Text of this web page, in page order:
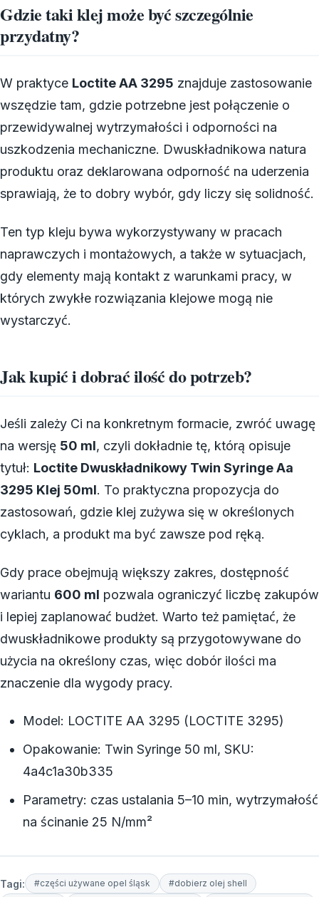
Gdzie taki klej może być szczególnie
przydatny?
W praktyce Loctite AA 3295 znajduje zastosowanie
wszędzie tam, gdzie potrzebne jest połączenie o
przewidywalnej wytrzymałości i odporności na
uszkodzenia mechaniczne. Dwuskładnikowa natura
produktu oraz deklarowana odporność na uderzenia
sprawiają, że to dobry wybór, gdy liczy się solidność.
Ten typ kleju bywa wykorzystywany w pracach
naprawczych i montażowych, a także w sytuacjach,
gdy elementy mają kontakt z warunkami pracy, w
których zwykłe rozwiązania klejowe mogą nie
wystarczyć.
Jak kupić i dobrać ilość do potrzeb?
Jeśli zależy Ci na konkretnym formacie, zwróć uwagę
na wersję 50 ml, czyli dokładnie tę, którą opisuje
tytuł: Loctite Dwuskładnikowy Twin Syringe Aa
3295 Klej 50ml. To praktyczna propozycja do
zastosowań, gdzie klej zużywa się w określonych
cyklach, a produkt ma być zawsze pod ręką.
Gdy prace obejmują większy zakres, dostępność
wariantu 600 ml pozwala ograniczyć liczbę zakupów
i lepiej zaplanować budżet. Warto też pamiętać, że
dwuskładnikowe produkty są przygotowywane do
użycia na określony czas, więc dobór ilości ma
znaczenie dla wygody pracy.
Model: LOCTITE AA 3295 (LOCTITE 3295)
Opakowanie: Twin Syringe 50 ml, SKU:
4a4c1a30b335
Parametry: czas ustalania 5–10 min, wytrzymałość
na ścinanie 25 N/mm²
Tagi: #części używane opel śląsk
#dobierz olej shell